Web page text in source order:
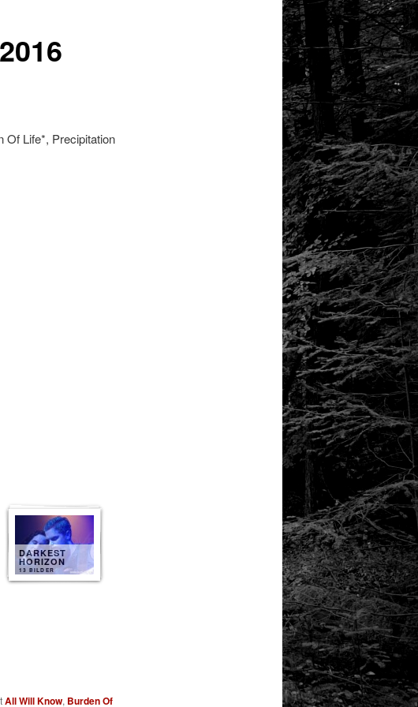
Of Life*, Precipitation
DARKEST
HORIZON
13 BILDER
All Will Know, Burden Of